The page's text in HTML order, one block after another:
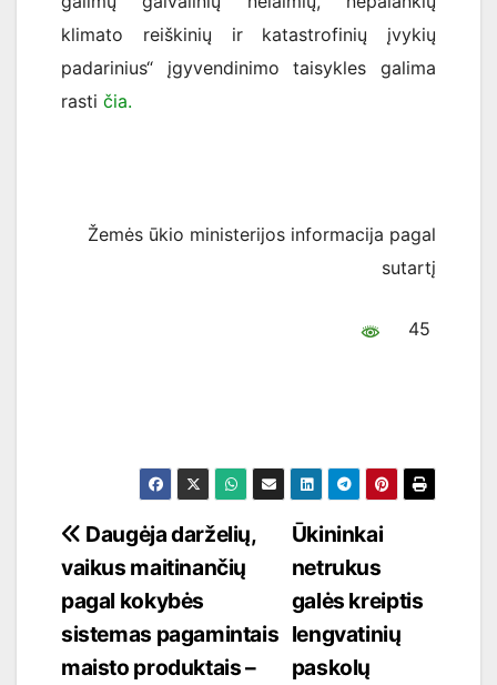
klimato reiškinių ir katastrofinių įvykių
padarinius“ įgyvendinimo taisykles galima
rasti čia.
Žemės ūkio ministerijos informacija pagal
sutartį
45
Navigacija
tarp
įrašų
Ūkininkai
netrukus
galės kreiptis
lengvatinių
paskolų
Daugėja darželių,
vaikus maitinančių
pagal kokybės
sistemas pagamintais
maisto produktais –